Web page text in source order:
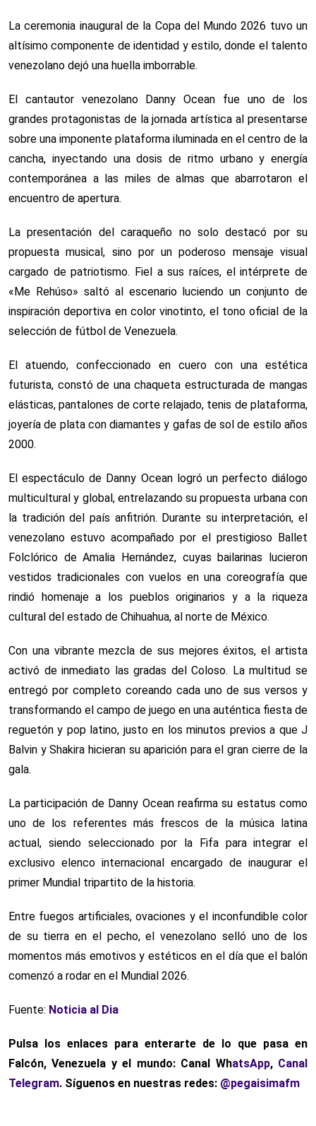
La ceremonia inaugural de la Copa del Mundo 2026 tuvo un
altísimo componente de identidad y estilo, donde el talento
venezolano dejó una huella imborrable.
El cantautor venezolano Danny Ocean fue uno de los
grandes protagonistas de la jornada artística al presentarse
sobre una imponente plataforma iluminada en el centro de la
cancha, inyectando una dosis de ritmo urbano y energía
contemporánea a las miles de almas que abarrotaron el
encuentro de apertura.
La presentación del caraqueño no solo destacó por su
propuesta musical, sino por un poderoso mensaje visual
cargado de patriotismo. Fiel a sus raíces, el intérprete de
«Me Rehúso» saltó al escenario luciendo un conjunto de
inspiración deportiva en color vinotinto, el tono oficial de la
selección de fútbol de Venezuela.
El atuendo, confeccionado en cuero con una estética
futurista, constó de una chaqueta estructurada de mangas
elásticas, pantalones de corte relajado, tenis de plataforma,
joyería de plata con diamantes y gafas de sol de estilo años
2000.
El espectáculo de Danny Ocean logró un perfecto diálogo
multicultural y global, entrelazando su propuesta urbana con
la tradición del país anfitrión. Durante su interpretación, el
venezolano estuvo acompañado por el prestigioso Ballet
Folclórico de Amalia Hernández, cuyas bailarinas lucieron
vestidos tradicionales con vuelos en una coreografía que
rindió homenaje a los pueblos originarios y a la riqueza
cultural del estado de Chihuahua, al norte de México.
Con una vibrante mezcla de sus mejores éxitos, el artista
activó de inmediato las gradas del Coloso. La multitud se
entregó por completo coreando cada uno de sus versos y
transformando el campo de juego en una auténtica fiesta de
reguetón y pop latino, justo en los minutos previos a que J
Balvin y Shakira hicieran su aparición para el gran cierre de la
gala.
La participación de Danny Ocean reafirma su estatus como
uno de los referentes más frescos de la música latina
actual, siendo seleccionado por la Fifa para integrar el
exclusivo elenco internacional encargado de inaugurar el
primer Mundial tripartito de la historia.
Entre fuegos artificiales, ovaciones y el inconfundible color
de su tierra en el pecho, el venezolano selló uno de los
momentos más emotivos y estéticos en el día que el balón
comenzó a rodar en el Mundial 2026.
Fuente: Noticia al Dia
Pulsa los enlaces para enterarte de lo que pasa en
Falcón, Venezuela y el mundo: Canal WhatsApp, Canal
Telegram. Síguenos en nuestras redes: @pegaisimafm